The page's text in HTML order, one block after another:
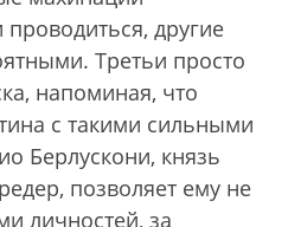
другие
Третьи просто
напоминая, что
с такими сильными
Берлускони, князь
позволяет ему не
личностей, за